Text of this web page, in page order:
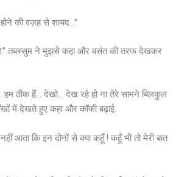
की वज़ह से शायद…”
है.” तबस्सुम ने मुझसे कहा और वसंत की तरफ देखकर
हम ठीक हैं… देखो… देख रहे हो ना तेरे सामने बिलकुल
में देखते हुए कहा और कॉफी बढ़ाई.
आता कि इन दोनों से क्या कहूँ ! कहूँ भी तो मेरी बात